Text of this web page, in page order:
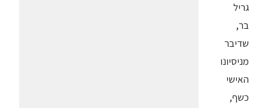
גריל
בר,
שדיבר
מניסיונו
האישי
כשף,